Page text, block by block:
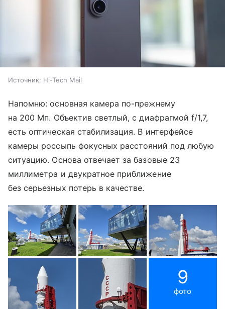
Источник: Hi-Tech Mail
Напомню: основная камера по-прежнему
на 200 Мп. Объектив светлый, с диафрагмой f/1,7,
есть оптическая стабилизация. В интерфейсе
камеры россыпь фокусных расстояний под любую
ситуацию. Основа отвечает за базовые 23
миллиметра и двукратное приближение
без серьезных потерь в качестве.
9
фото